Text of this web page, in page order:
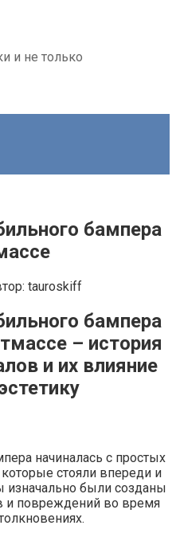
и не только
бампера
tauroskiff
бампера
– история
и их влияние
начиналась с простых
стояли впереди и
изначально были созданы
и повреждений во время